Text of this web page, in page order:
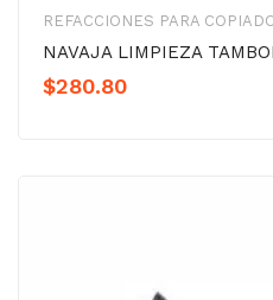
REFACCIONES PARA
NAVAJA LIMPIEZA
$280.80